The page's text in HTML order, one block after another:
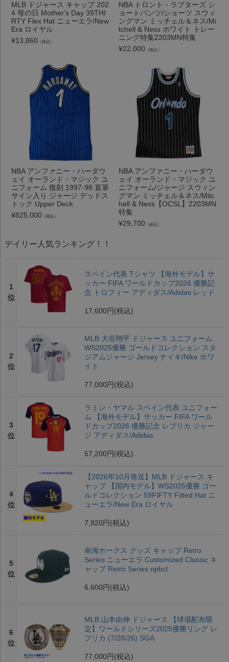
MLB ドジャース キャップ 202
4 母の日 Mother's Day 39THI
RTY Flex Hat ニューエラ/New
Era ロイヤル
¥13,860 （税込）
NBA トロント・ラプターズ シ
ョートパンツ/ショーツ スウィ
ングマン ミッチェル＆ネス/Mi
tchell & Ness ホワイト トレー
ニング特集2203MN特集
¥22,000 （税込）
NBA アンファニー・ハーダウ
ェイ オーランド・マジック ユ
ニフォーム 復刻 1997-98 直筆
サイン入り ジャージ デッドス
トック Upper Deck
¥825,000 （税込）
NBA アンファニー・ハーダウ
ェイ オーランド・マジック ユ
ニフォーム/ジャージ スウィン
グマン ミッチェル＆ネス/Mitc
hell & Ness【OCSL】2203MN
特集
¥29,700 （税込）
デイリー人気ランキング！！
1
位
スペイン代表 Tシャツ 【海外モデル】サ
ッカー FIFA ワールドカップ2026 優勝記
念 トロフィー アディダス/Adidas レッド
17,600円 (税込)
2
位
MLB 大谷翔平 ドジャース ユニフォーム
WS2025優勝 ゴールドコレクション スタ
ジアムジャージ Jersey ナイキ/Nike ホワ
イト
77,000円 (税込)
3
位
ラミン・ヤマル スペイン代表 ユニフォー
ム 【海外モデル】サッカー FIFA ワール
ドカップ2026 優勝記念 レプリカ ジャー
ジ アディダス/Adidas
57,200円 (税込)
4
位
【2026年10月発送】MLB ドジャース キ
ャップ 【国内モデル】WS2025優勝 ゴー
ルドコレクション 59FIFTY Fitted Hat ニ
ューエラ/New Era ロイヤル
7,920円 (税込)
5
位
南海ホークス グッズ キャップ Retro
Series ニューエラ Customized Classic キ
ャップ Retro Series npbcl
6,600円 (税込)
6
位
MLB 山本由伸 ドジャース 【球場配布限
定】ワールドシリーズ2025優勝リング レ
プリカ (7/28/26) SGA
77,000円 (税込)